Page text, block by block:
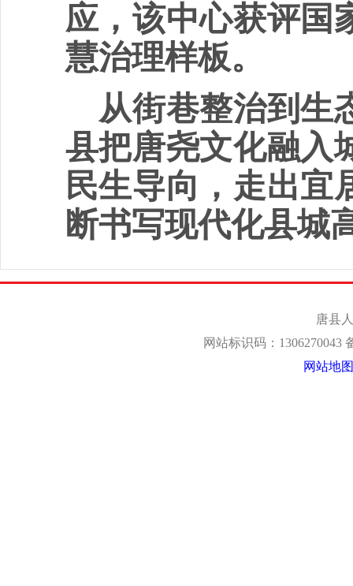
应，该中心获评国
慧治理样板。
从街巷整治到生
县把唐尧文化融入
民生导向，走出宜
断书写现代化县城
唐县
网站标识码：1306270043
网站地图